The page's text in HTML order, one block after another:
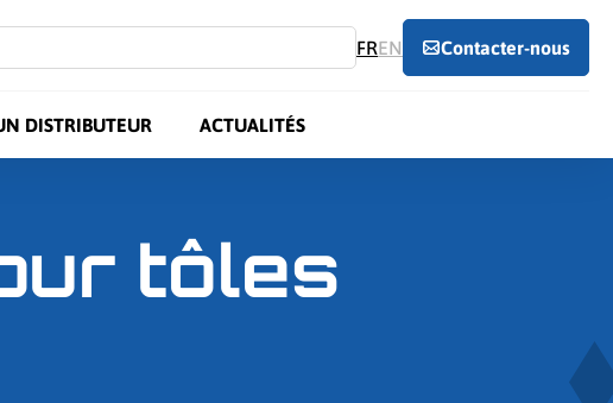
FREN Contacter-nous
DISTRIBUTEUR ACTUALITÉS
tôles